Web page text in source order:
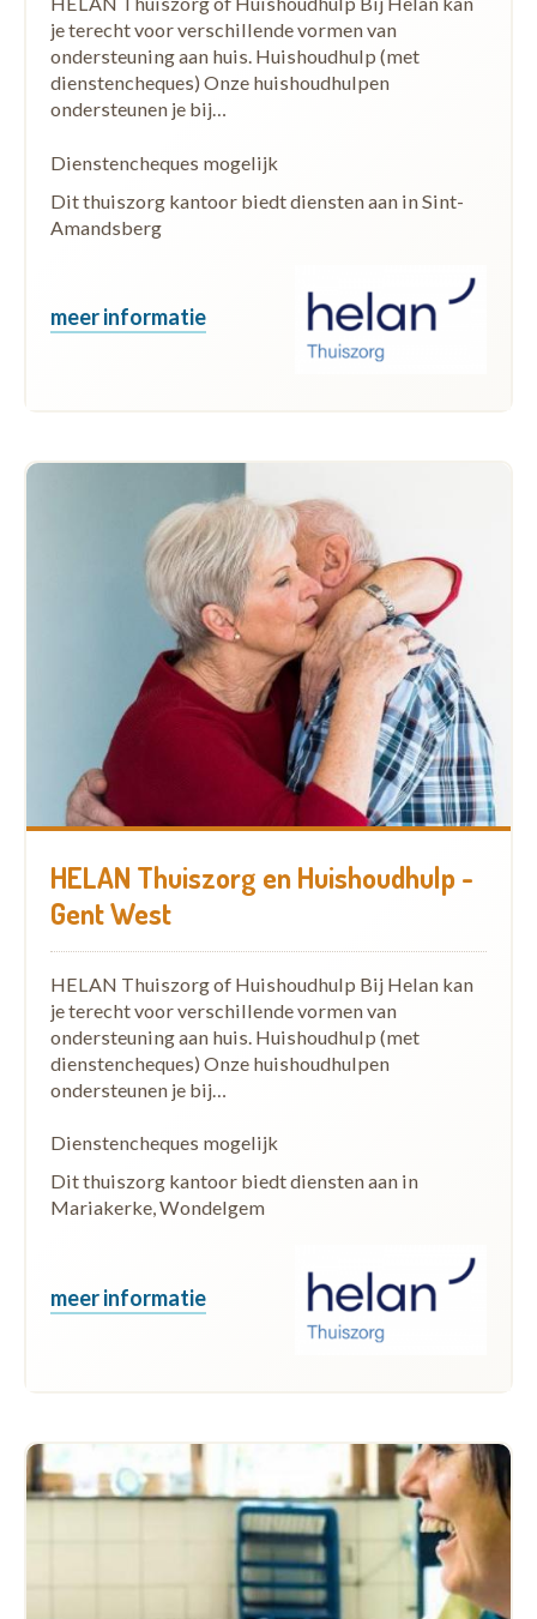
je terecht voor verschillende vormen van
ondersteuning aan huis. Huishoudhulp (met
dienstencheques) Onze huishoudhulpen
ondersteunen je bij…
Dienstencheques mogelijk
Dit thuiszorg kantoor biedt diensten aan in Sint-
Amandsberg
meer informatie
HELAN Thuiszorg en Huishoudhulp -
Gent West
HELAN Thuiszorg of Huishoudhulp Bij Helan kan
je terecht voor verschillende vormen van
ondersteuning aan huis. Huishoudhulp (met
dienstencheques) Onze huishoudhulpen
ondersteunen je bij…
Dienstencheques mogelijk
Dit thuiszorg kantoor biedt diensten aan in
Mariakerke, Wondelgem
meer informatie